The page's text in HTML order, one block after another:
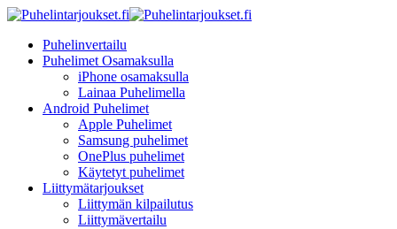
Puhelinvertailu
Puhelimet Osamaksulla
iPhone osamaksulla
Lainaa Puhelimella
Android Puhelimet
Apple Puhelimet
Samsung puhelimet
OnePlus puhelimet
Käytetyt puhelimet
Liittymätarjoukset
Liittymän kilpailutus
Liittymävertailu